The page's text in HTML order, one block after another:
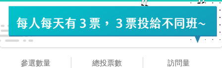
參選數量 總投票數 訪問量